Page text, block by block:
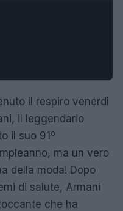
il respiro venerdì
il leggendario
il suo 91º
ma un vero
della moda! Dopo
di salute, Armani
che ha